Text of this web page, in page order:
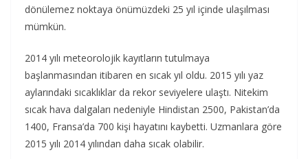
dönülemez noktaya önümüzdeki 25 yıl içinde ulaşılması
mümkün.
2014 yılı meteorolojik kayıtların tutulmaya
başlanmasından itibaren en sıcak yıl oldu. 2015 yılı yaz
aylarındaki sıcaklıklar da rekor seviyelere ulaştı. Nitekim
sıcak hava dalgaları nedeniyle Hindistan 2500, Pakistan’da
1400, Fransa’da 700 kişi hayatını kaybetti. Uzmanlara göre
2015 yılı 2014 yılından daha sıcak olabilir.